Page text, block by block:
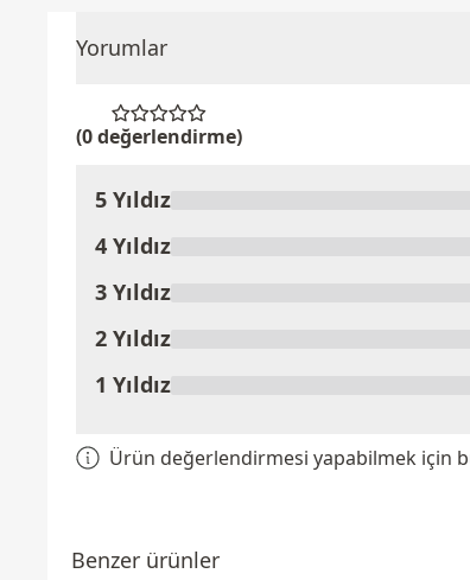
Yorumlar
(0 değerlendirme)
Ürünü Değerlendir
5 Yıldız
4 Yıldız
3 Yıldız
2 Yıldız
1 Yıldız
Ürün değerlendirmesi yapabilmek için
Benzer ürünler